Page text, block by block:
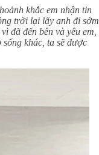
khắc em nhận tin
trời lại lấy anh đi sớm
đã đến bên và yêu em,
khác, ta sẽ được